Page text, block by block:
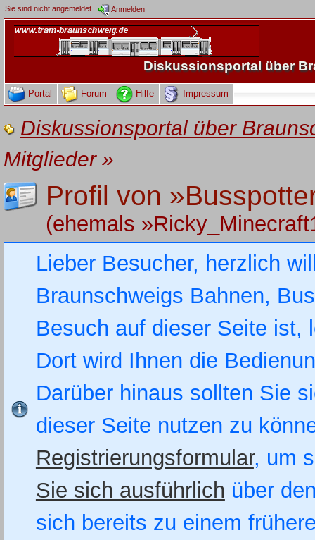
Sie sind nicht angemeldet. Anmelden
Diskussionsportal über
Portal Forum Hilfe Impressum
Diskussionsportal über
Mitglieder»
Profil von
(ehemals
Lieber Besucher, herzlich
Braunschweigs Bahnen,
Besuch auf dieser Seite
Dort wird Ihnen die
Darüber hinaus sollten Sie
dieser Seite nutzen zu
Registrierungsformular, um
Sie sich ausführlich über
sich bereits zu einem